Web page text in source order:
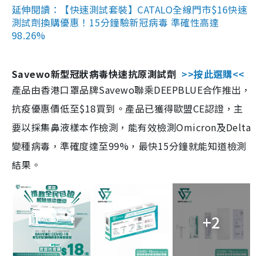
延伸閱讀：【快速測試套裝】CATALO全線門市$16快速
測試劑換購優惠！15分鐘驗新冠病毒 準確性高達
98.26%
Savewo新型冠狀病毒快速抗原測試劑 >>按此選購<<
產品由香港口罩品牌Savewo聯乘DEEPBLUE合作推出，
抗疫優惠價低至$18買到。產品已獲得歐盟CE認證，主
要以採集鼻液樣本作檢測，能有效檢測Omicron及Delta
變種病毒，準確度達至99%，最快15分鐘就能知道檢測
結果。
+2